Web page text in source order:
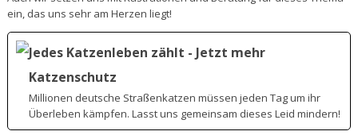
ein, das uns sehr am Herzen liegt!
Jedes Katzenleben zählt - Jetzt mehr
Katzenschutz
Millionen deutsche Straßenkatzen müssen jeden Tag um ihr
Überleben kämpfen. Lasst uns gemeinsam dieses Leid mindern!